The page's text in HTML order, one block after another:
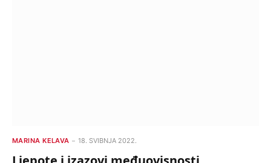
MARINA KELAVA 18. SVIBNJA 2022.